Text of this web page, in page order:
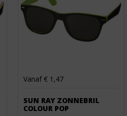
Vanaf € 1,47
SUN RAY ZONNEBRIL 
COLOUR POP